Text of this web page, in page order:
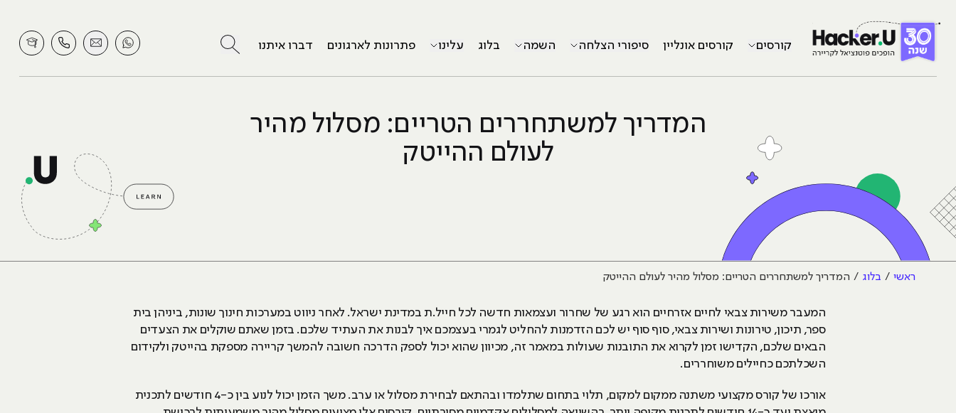
קורסים קורסים אונליין סיפורי הצלחה השמה בלוג עלינו פתרונות לארגונים דברו איתנו לחץ לחיפוש
המדריך למשתחררים הטריים: מסלול מהיר
לעולם ההייטק
ראשי בלוג המדריך למשתחררים הטריים: מסלול מהיר לעולם ההייטק
המעבר משירות צבאי לחיים אזרחיים הוא רגע של שחרור ועצמאות חדשה לכל חייל.ת במדינת ישראל. לאחר ניווט במערכות חינוך שונות, ביניהן בית
ספר, תיכון, טירונות ושירות צבאי, סוף סוף יש לכם הזדמנות להחליט לגמרי בעצמכם איך לבנות את העתיד שלכם. בזמן שאתם שוקלים את הצעדים
הבאים שלכם, הקדישו זמן לקרוא את התובנות שעולות במאמר זה, מכיוון שהוא יכול לספק הדרכה חשובה להמשך קריירה מספקת בהייטק ולקידום
השכלתכם כחיילים משוחררים.
אורכו של קורס מקצועי משתנה ממקום למקום, תלוי בתחום שתלמדו ובהתאם לבחירת מסלול או ערב. משך הזמן יכול לנוע בין כ-4 חודשים לתכנית